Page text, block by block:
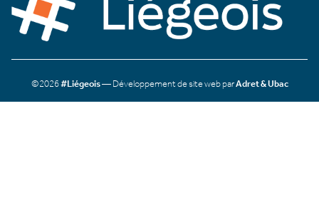
©2026#Liégeois— Développement de site web parAdret & Ubac